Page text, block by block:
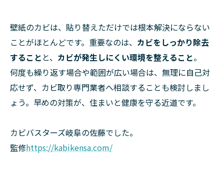
壁紙のカビは、貼り替えただけでは根本解決にならない
ことがほとんどです。重要なのは、 カビをしっかり除去
すること と、 カビが発生しにくい環境を整えること。
何度も繰り返す場合や範囲が広い場合は、無理に自己対
応せず、カビ取り専門業者へ相談することも検討しまし
ょう。早めの対策が、住まいと健康を守る近道です。
カビバスターズ岐阜の佐藤でした。
監修https://kabikensa.com/